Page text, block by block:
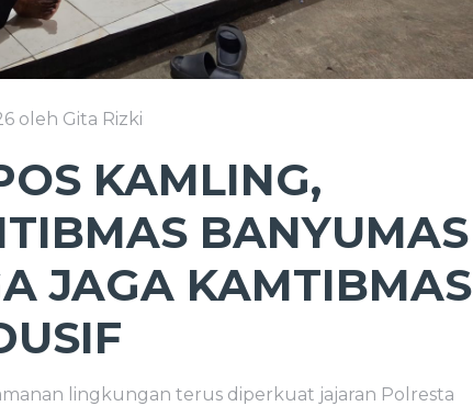
oleh Gita Rizki
KAMLING,
BANYUMAS
JAGA KAMTIBMAS
lingkungan terus diperkuat jajaran Polresta